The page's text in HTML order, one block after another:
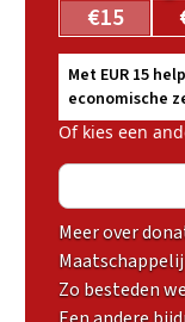
€15
Met EUR 15
economische
Of kies een
Meer over
Zo besteden